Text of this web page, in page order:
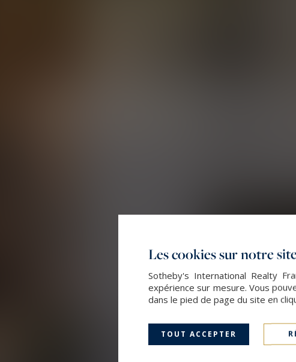
Les cookies sur notre
Sotheby's International Realty
expérience sur mesure. Vous
dans le pied de page du site en
TOUT ACCEPTER